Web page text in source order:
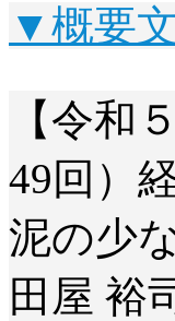
▼概要
【令和
49回）
泥の少
田屋 裕